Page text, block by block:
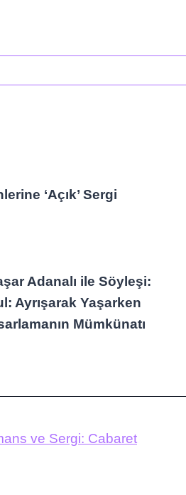
‘Açık’ Sergi
Adanalı ile Söyleşi:
Ayrışarak Yaşarken
Mümkünatı
ve Sergi: Cabaret